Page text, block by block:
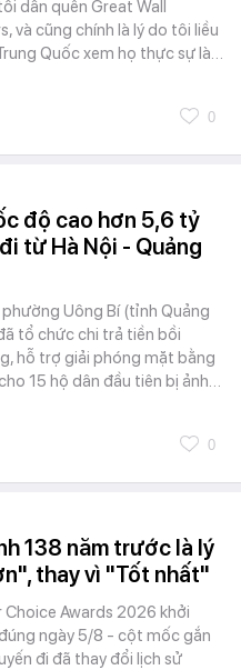
dần quên Great Wall
và cũng chính là lý do tôi liều
Quốc xem họ thực sự là…
0
độ cao hơn 5,6 tỷ
từ Hà Nội - Quảng
phường Uông Bí (tỉnh Quảng
tổ chức chi trả tiền bồi
hỗ trợ giải phóng mặt bằng
15 hộ dân đầu tiên bị ảnh…
0
138 năm trước là lý
thay vì "Tốt nhất"
Awards 2026 khởi
ngày 5/8 - cột mốc gắn
đi đã thay đổi lịch sử